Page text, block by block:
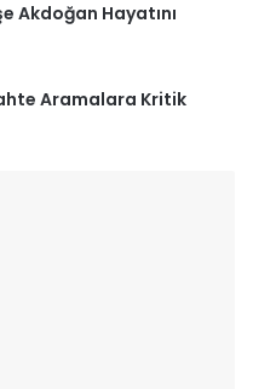
Akdoğan Hayatını
Aramalara Kritik